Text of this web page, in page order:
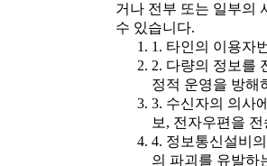
거나 전부 또는 일부의
수 있습니다.
1. 타인의 이용자
2. 다량의 정보를
정적 운영을 방해
3. 수신자의 의사
보, 전자우편을
4. 정보통신설비
의 파괴를 유발하